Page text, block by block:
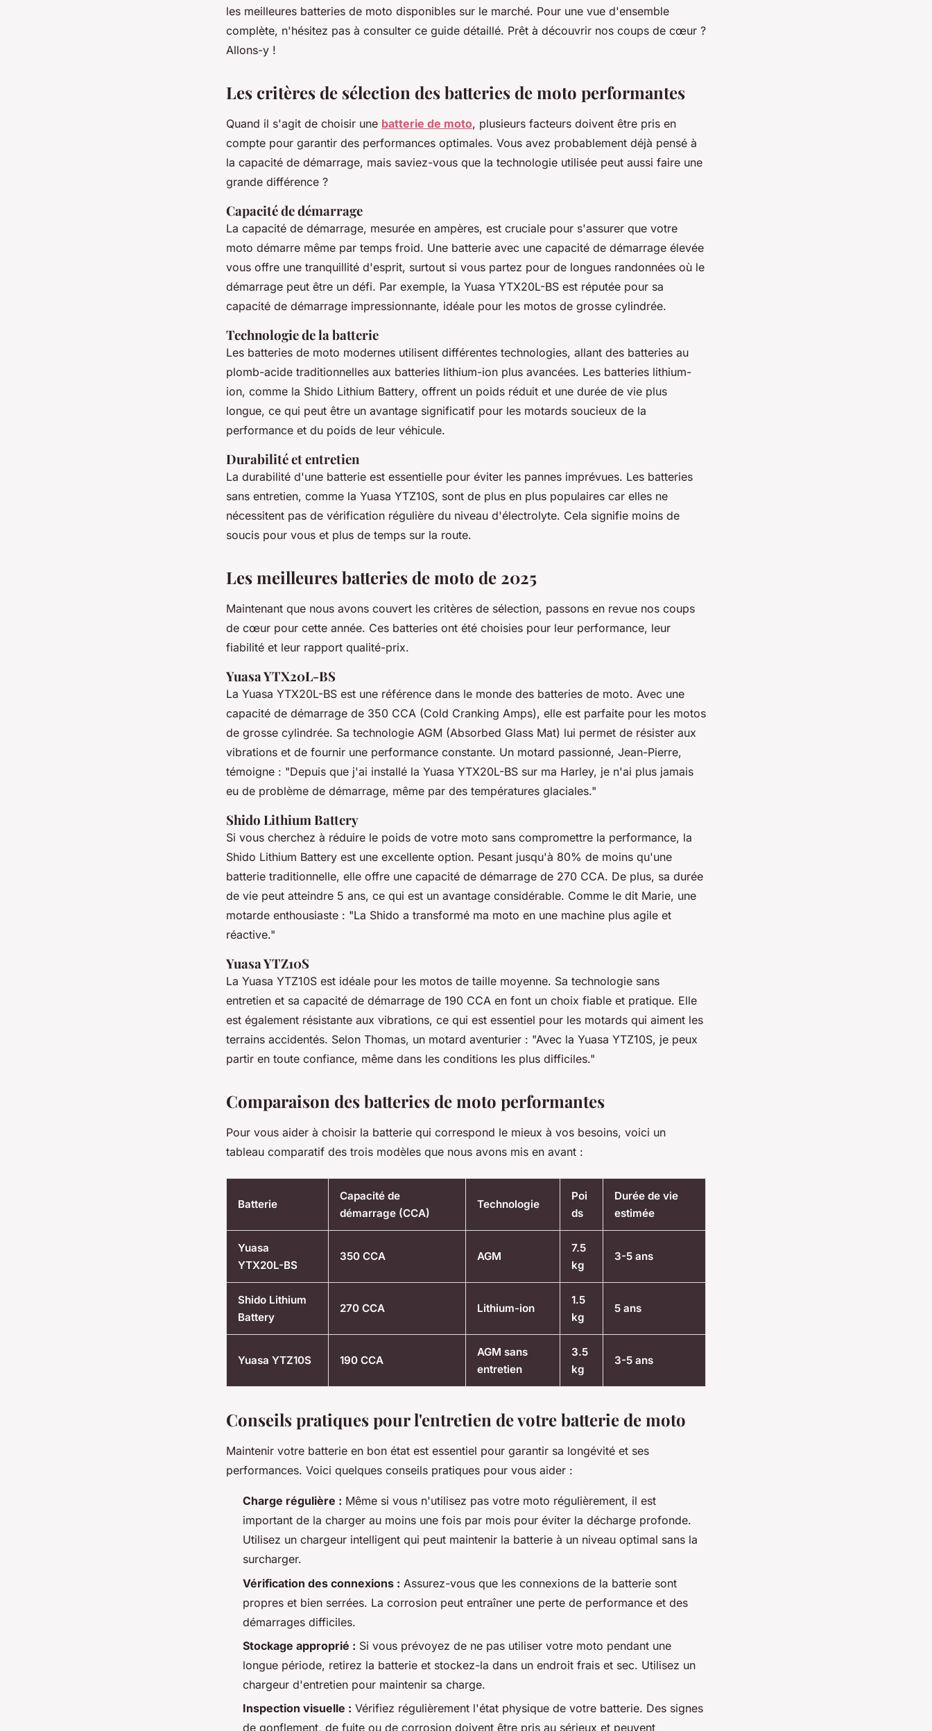
les meilleures batteries de moto disponibles sur le marché. Pour une vue d'ensemble
complète, n'hésitez pas à consulter ce guide détaillé. Prêt à découvrir nos coups de cœur ?
Allons-y !
Les critères de sélection des batteries de moto performantes
Quand il s'agit de choisir une batterie de moto, plusieurs facteurs doivent être pris en
compte pour garantir des performances optimales. Vous avez probablement déjà pensé à
la capacité de démarrage, mais saviez-vous que la technologie utilisée peut aussi faire une
grande différence ?
Capacité de démarrage
La capacité de démarrage, mesurée en ampères, est cruciale pour s'assurer que votre
moto démarre même par temps froid. Une batterie avec une capacité de démarrage élevée
vous offre une tranquillité d'esprit, surtout si vous partez pour de longues randonnées où le
démarrage peut être un défi. Par exemple, la Yuasa YTX20L-BS est réputée pour sa
capacité de démarrage impressionnante, idéale pour les motos de grosse cylindrée.
Technologie de la batterie
Les batteries de moto modernes utilisent différentes technologies, allant des batteries au
plomb-acide traditionnelles aux batteries lithium-ion plus avancées. Les batteries lithium-
ion, comme la Shido Lithium Battery, offrent un poids réduit et une durée de vie plus
longue, ce qui peut être un avantage significatif pour les motards soucieux de la
performance et du poids de leur véhicule.
Durabilité et entretien
La durabilité d'une batterie est essentielle pour éviter les pannes imprévues. Les batteries
sans entretien, comme la Yuasa YTZ10S, sont de plus en plus populaires car elles ne
nécessitent pas de vérification régulière du niveau d'électrolyte. Cela signifie moins de
soucis pour vous et plus de temps sur la route.
Les meilleures batteries de moto de 2025
Maintenant que nous avons couvert les critères de sélection, passons en revue nos coups
de cœur pour cette année. Ces batteries ont été choisies pour leur performance, leur
fiabilité et leur rapport qualité-prix.
Yuasa YTX20L-BS
La Yuasa YTX20L-BS est une référence dans le monde des batteries de moto. Avec une
capacité de démarrage de 350 CCA (Cold Cranking Amps), elle est parfaite pour les motos
de grosse cylindrée. Sa technologie AGM (Absorbed Glass Mat) lui permet de résister aux
vibrations et de fournir une performance constante. Un motard passionné, Jean-Pierre,
témoigne : "Depuis que j'ai installé la Yuasa YTX20L-BS sur ma Harley, je n'ai plus jamais
eu de problème de démarrage, même par des températures glaciales."
Shido Lithium Battery
Si vous cherchez à réduire le poids de votre moto sans compromettre la performance, la
Shido Lithium Battery est une excellente option. Pesant jusqu'à 80% de moins qu'une
batterie traditionnelle, elle offre une capacité de démarrage de 270 CCA. De plus, sa durée
de vie peut atteindre 5 ans, ce qui est un avantage considérable. Comme le dit Marie, une
motarde enthousiaste : "La Shido a transformé ma moto en une machine plus agile et
réactive."
Yuasa YTZ10S
La Yuasa YTZ10S est idéale pour les motos de taille moyenne. Sa technologie sans
entretien et sa capacité de démarrage de 190 CCA en font un choix fiable et pratique. Elle
est également résistante aux vibrations, ce qui est essentiel pour les motards qui aiment les
terrains accidentés. Selon Thomas, un motard aventurier : "Avec la Yuasa YTZ10S, je peux
partir en toute confiance, même dans les conditions les plus difficiles."
Comparaison des batteries de moto performantes
Pour vous aider à choisir la batterie qui correspond le mieux à vos besoins, voici un
tableau comparatif des trois modèles que nous avons mis en avant :
Batterie
Capacité de
démarrage (CCA)
Technologie
Poi
ds
Durée de vie
estimée
Yuasa
YTX20L-BS
350 CCA AGM
7.5
kg
3-5 ans
Shido Lithium
Battery
270 CCA Lithium-ion
1.5
kg
5 ans
Yuasa YTZ10S 190 CCA
AGM sans
entretien
3.5
kg
3-5 ans
Conseils pratiques pour l'entretien de votre batterie de moto
Maintenir votre batterie en bon état est essentiel pour garantir sa longévité et ses
performances. Voici quelques conseils pratiques pour vous aider :
Charge régulière : Même si vous n'utilisez pas votre moto régulièrement, il est
important de la charger au moins une fois par mois pour éviter la décharge profonde.
Utilisez un chargeur intelligent qui peut maintenir la batterie à un niveau optimal sans la
surcharger.
Vérification des connexions : Assurez-vous que les connexions de la batterie sont
propres et bien serrées. La corrosion peut entraîner une perte de performance et des
démarrages difficiles.
Stockage approprié : Si vous prévoyez de ne pas utiliser votre moto pendant une
longue période, retirez la batterie et stockez-la dans un endroit frais et sec. Utilisez un
chargeur d'entretien pour maintenir sa charge.
Inspection visuelle : Vérifiez régulièrement l'état physique de votre batterie. Des signes
de gonflement, de fuite ou de corrosion doivent être pris au sérieux et peuvent